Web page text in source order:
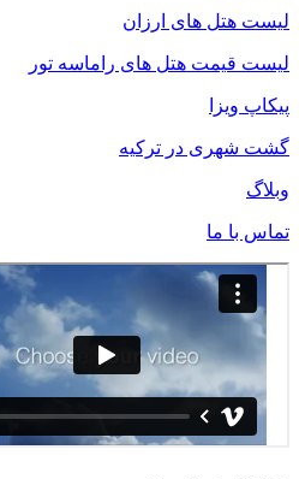
لیست هتل های ارزان
لیست قیمت هتل های راماسه تور
پیکاپ ویزا
گشت شهری در ترکیه
وبلاگ
تماس با ما